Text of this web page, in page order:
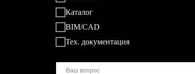
Каталог
BIM/CAD
Тех. документация